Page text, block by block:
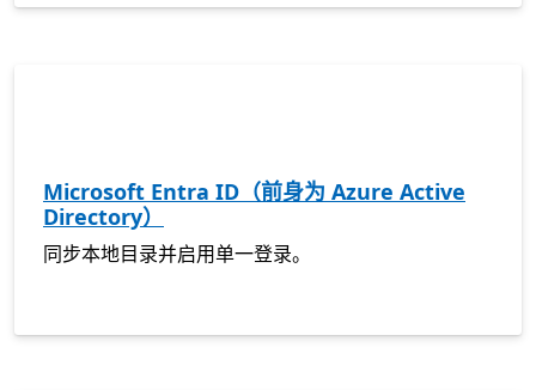
Microsoft Entra ID（前身为 Azure Active
Directory）
同步本地目录并启用单一登录。